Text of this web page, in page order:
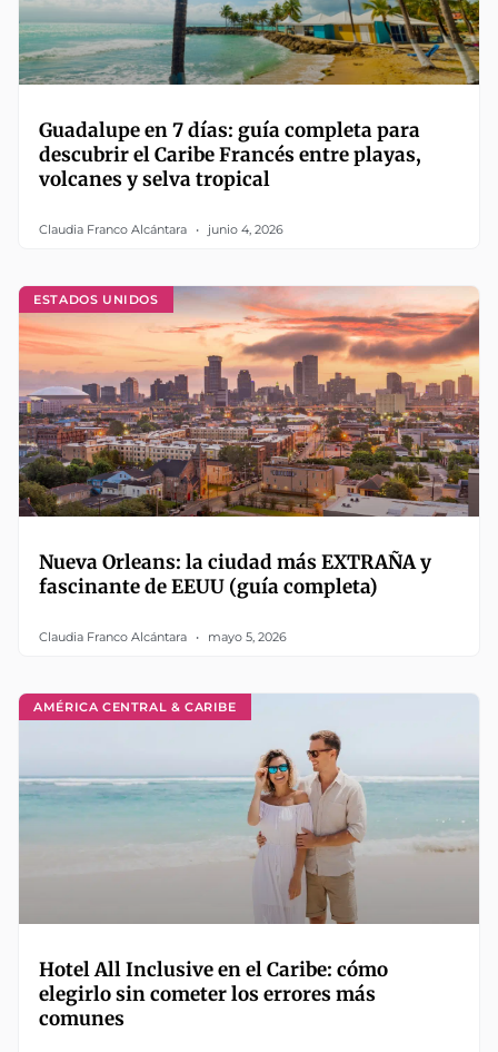
Guadalupe en 7 días: guía completa para
descubrir el Caribe Francés entre playas,
volcanes y selva tropical
Claudia Franco Alcántara junio 4, 2026
ESTADOS UNIDOS
Nueva Orleans: la ciudad más EXTRAÑA y
fascinante de EEUU (guía completa)
Claudia Franco Alcántara mayo 5, 2026
AMÉRICA CENTRAL & CARIBE
Hotel All Inclusive en el Caribe: cómo
elegirlo sin cometer los errores más
comunes